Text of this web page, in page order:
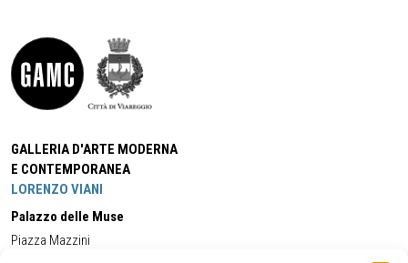
GALLERIA D'ARTE MODERNA
E CONTEMPORANEA
LORENZO VIANI
Palazzo delle Muse
Piazza Mazzini